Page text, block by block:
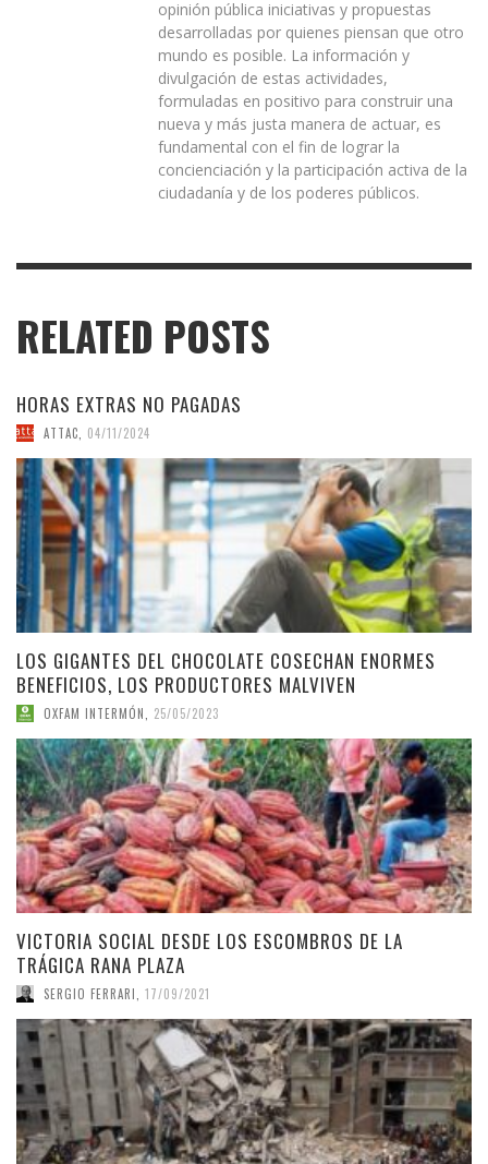
opinión pública iniciativas y propuestas
desarrolladas por quienes piensan que otro
mundo es posible. La información y
divulgación de estas actividades,
formuladas en positivo para construir una
nueva y más justa manera de actuar, es
fundamental con el fin de lograr la
concienciación y la participación activa de la
ciudadanía y de los poderes públicos.
RELATED POSTS
HORAS EXTRAS NO PAGADAS
ATTAC, 04/11/2024
LOS GIGANTES DEL CHOCOLATE COSECHAN ENORMES
BENEFICIOS, LOS PRODUCTORES MALVIVEN
OXFAM INTERMÓN 25/05/2023
VICTORIA SOCIAL DESDE LOS ESCOMBROS DE LA
TRÁGICA RANA PLAZA
SERGIO FERRARI 17/09/2021